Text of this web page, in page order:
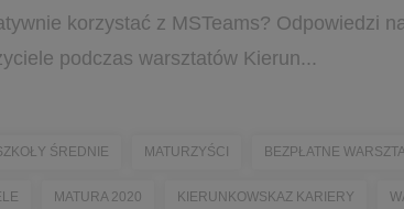
korzystać z MSTeams? Odpowiedzi
podczas warsztatów Kierun...
ŚREDNIE MATURZYŚCI BEZPŁATNE
MATURA 2020 KIERUNKOWSKAZ KARIERY